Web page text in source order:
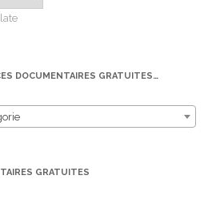
DOCUMENTAIRES GRATUITES…
GRATUITES